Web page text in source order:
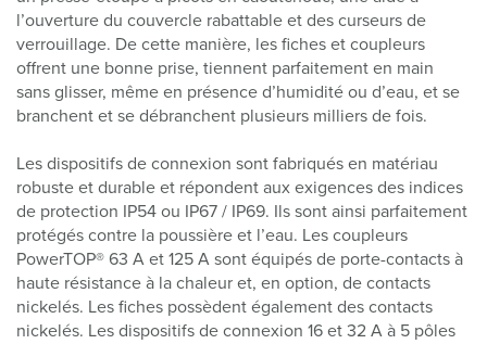
l’ouverture du couvercle rabattable et des curseurs de
verrouillage. De cette manière, les fiches et coupleurs
offrent une bonne prise, tiennent parfaitement en main
sans glisser, même en présence d’humidité ou d’eau, et se
branchent et se débranchent plusieurs milliers de fois.
Les dispositifs de connexion sont fabriqués en matériau
robuste et durable et répondent aux exigences des indices
de protection IP54 ou IP67 / IP69. Ils sont ainsi parfaitement
protégés contre la poussière et l’eau. Les coupleurs
PowerTOP® 63 A et 125 A sont équipés de porte-contacts à
haute résistance à la chaleur et, en option, de contacts
nickelés. Les fiches possèdent également des contacts
nickelés. Les dispositifs de connexion 16 et 32 A à 5 pôles